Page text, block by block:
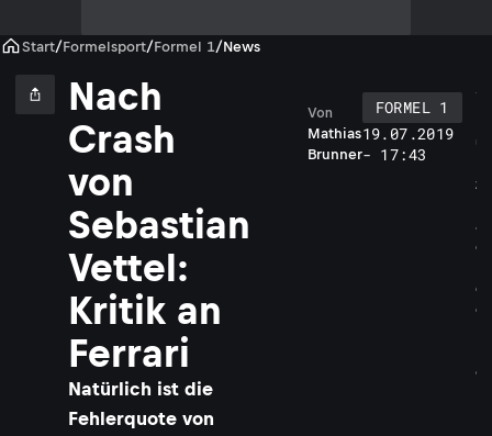
Start/Formelsport/Formel 1/News
Nach
Crash
von
Sebastian
Vettel:
Kritik an
Ferrari
​Natürlich ist die
Fehlerquote von
Mathias
Brunner
Von
FORMEL 1
19.07.2019
- 17:43
u
z
a
c
d
e
o